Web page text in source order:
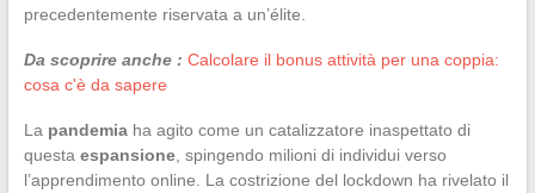
precedentemente riservata a un’élite.
Da scoprire anche : Calcolare il bonus attività per una coppia:
cosa c'è da sapere
La pandemiaha agito come un catalizzatore inaspettato di
questa espansione, spingendo milioni di individui verso
l’apprendimento online. La costrizione del lockdown ha rivelato il